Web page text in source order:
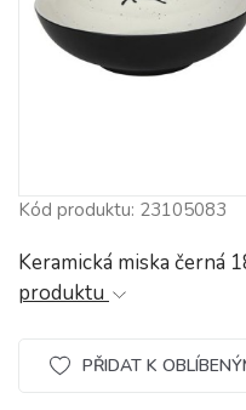
Kód produktu: 23105083
Keramická miska černá
produktu
PŘIDAT K